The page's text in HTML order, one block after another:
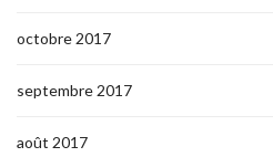
octobre 2017
septembre 2017
août 2017